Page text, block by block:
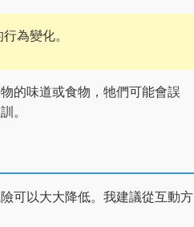
為變化。
的味道或食物，牠們可能會誤
。
可以大大降低。我建議從互動方